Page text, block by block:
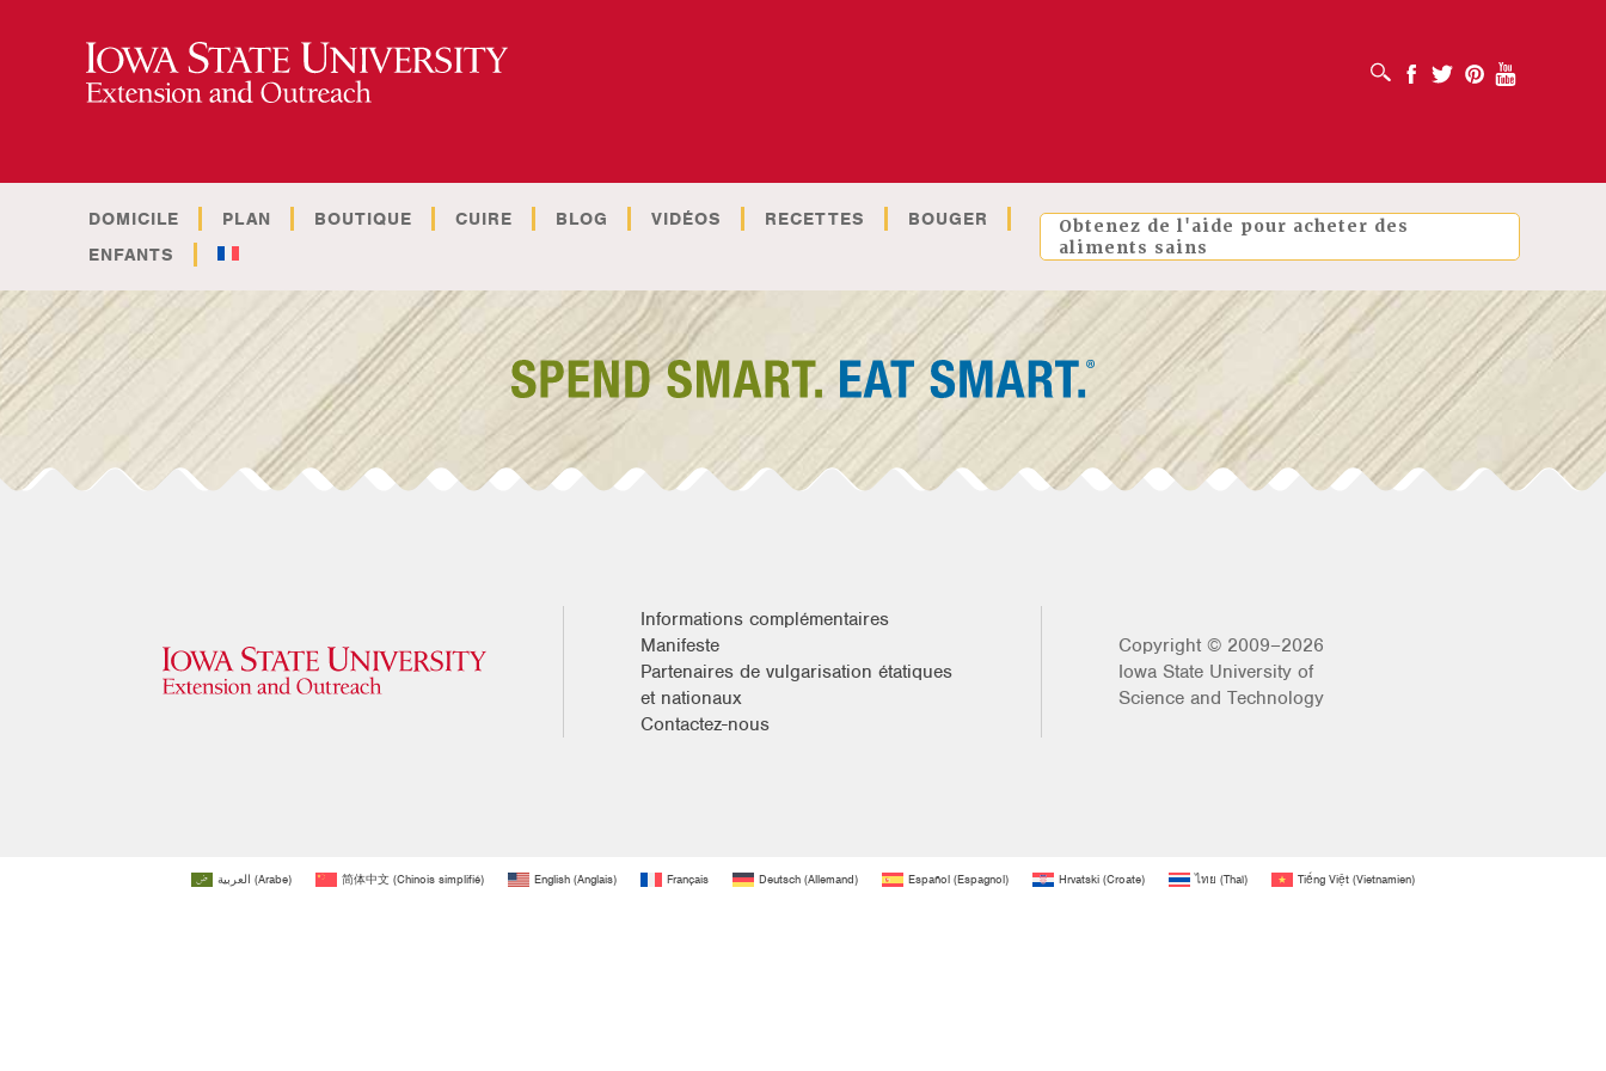
OUVRIR LA BOÎTE DE RECHERCHE
Facebook
Twitter PinterestYoutube
DOMICILE PLAN BOUTIQUE CUIRE BLOG VIDÉOS RECETTES
BOUGER
ENFANTS
Obtenez de l'aide pour acheter des
aliments sains
Informations complémentaires
Manifeste
Partenaires de vulgarisation étatiques
et nationaux
Contactez-nous
Copyright © 2009–2026
Iowa State University of
Science and Technology
العربية (Arabe) 简体中文 (Chinois simplifié) English (Anglais) Français Deutsch (Allemand) Español (Espagnol) Hrvatski (Croate) ไทย (Thaï) Tiếng Việt (Vietnamien)